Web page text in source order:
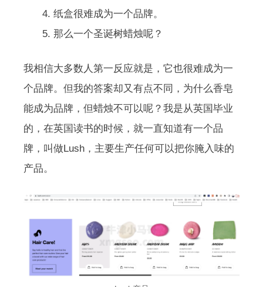
纸盒很难成为一个品牌。
那么一个圣诞树蜡烛呢？
我相信大多数人第一反应就是，它也很难成为一
个品牌。但我的答案却又有点不同，为什么香皂
能成为品牌，但蜡烛不可以呢？我是从英国毕业
的，在英国读书的时候，就一直知道有一个品
牌，叫做Lush，主要生产任何可以把你腌入味的
产品。